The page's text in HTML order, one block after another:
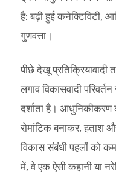
है: बढ़ी हुई कनेक्टिविटी,
गुणवत्ता।
पीछे देखू प्रतिक्रियावादी
लगाव विकासवादी
दर्शाता है। आधुनिकीकरण
रोमांटिक बनाकर, हताश
विकास संबंधी पहलों को
में, वे एक ऐसी कहानी या